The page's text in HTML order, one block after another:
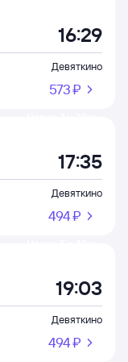
16:29
Девяткино
573 ⁠₽
17:35
Девяткино
494 ⁠₽
19:03
Девяткино
494 ⁠₽